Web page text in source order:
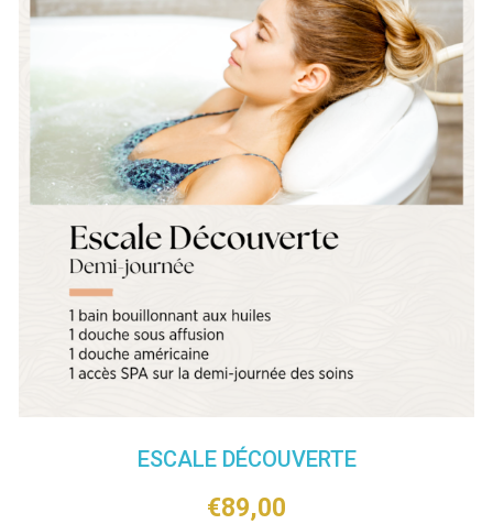
ESCALE DÉCOUVERTE
€89,00